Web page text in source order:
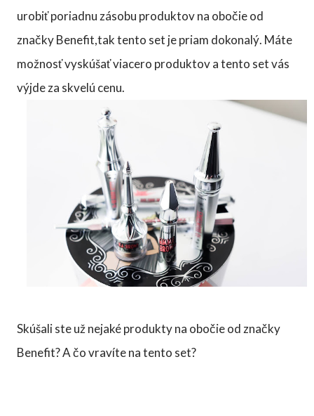
urobiť poriadnu zásobu produktov na obočie od
značky Benefit,tak tento set je priam dokonalý. Máte
možnosť vyskúšať viacero produktov a tento set vás
výjde za skvelú cenu.
Skúšali ste už nejaké produkty na obočie od značky
Benefit? A čo vravíte na tento set?